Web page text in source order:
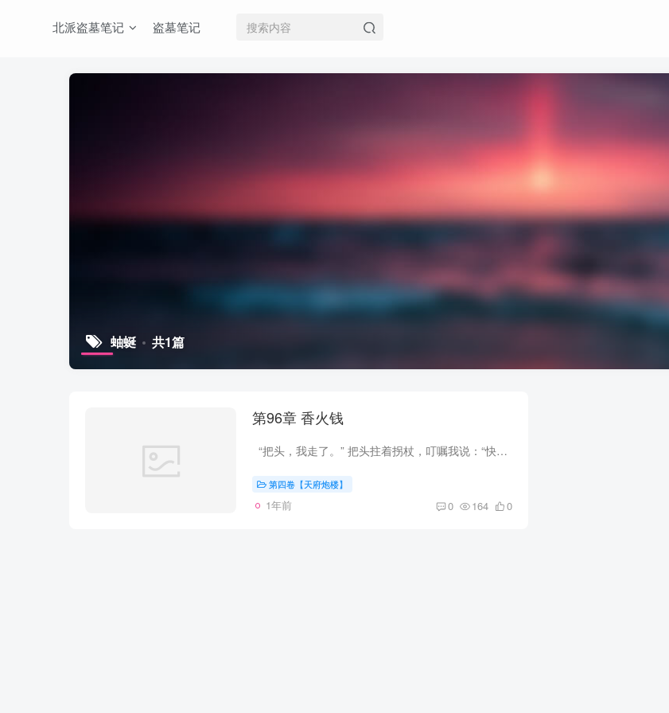
北派盗墓笔记 盗墓笔记
蚰蜒 共1篇
第96章 香火钱
“把头，我走了。” 把头拄着拐杖，叮嘱我说：“快去快回。” 我点头，背着包快步离开。 我相信自己直觉，此趟行程只要一个字： “快！” 小萱昏迷，不能吃不能喝，大小不能自理。 要快...
第四卷【天府炮楼】
1年前 0 164 0